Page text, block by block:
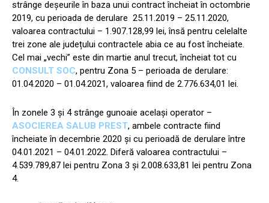
strânge deșeurile în baza unui contract încheiat în octombrie
2019, cu perioada de derulare 25.11.2019 – 25.11.2020,
valoarea contractului – 1.907.128,99 lei, însă pentru celelalte
trei zone ale județului contractele abia ce au fost încheiate.
Cel mai „vechi” este din martie anul trecut, încheiat tot cu
CONSULT SOC, pentru Zona 5 – perioada de derulare:
01.04.2020 – 01.04.2021, valoarea fiind de 2.776.634,01 lei.
În zonele 3 și 4 strânge gunoaie același operator –
ASOCIEREA SALUB PREST, ambele contracte fiind
încheiate în decembrie 2020 și cu perioadă de derulare între
04.01.2021 – 04.01.2022. Diferă valoarea contractului –
4.539.789,87 lei pentru Zona 3 și 2.008.633,81 lei pentru Zona
4.